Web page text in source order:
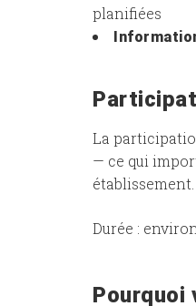
planifiées
La
— ce qui
établissement.
Durée : environ